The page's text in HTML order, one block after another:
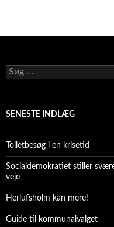
Søg
efter:
SENESTE INDLÆG
Toiletbesøg i en krisetid
Socialdemokratiet stiller
veje
Herlufsholm kan mere!
Guide til kommunalvalget